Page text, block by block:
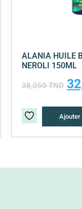
ALANIA HUILE
NEROLI 150ML
38,050TND
Ajouter